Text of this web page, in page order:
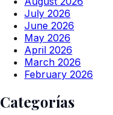
July 2026
June 2026
May 2026
April 2026
March 2026
February 2026
Categorías